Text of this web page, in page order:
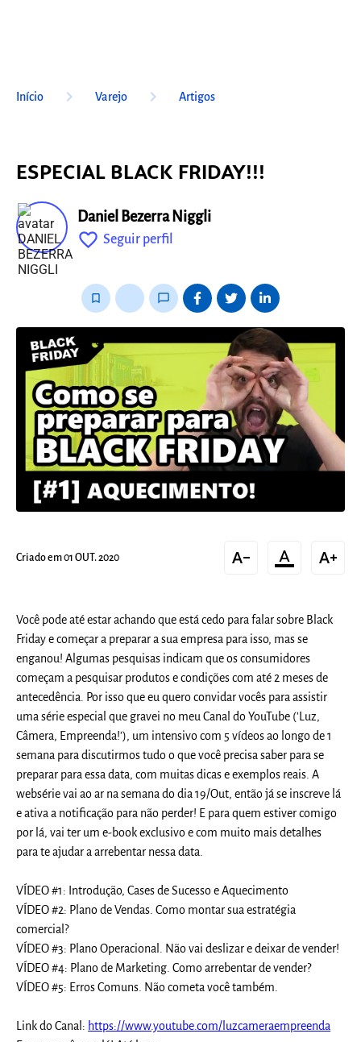
Início keyboard_arrow_right Varejo keyboard_arrow_right Artigos
ESPECIAL BLACK FRIDAY!!!
Daniel Bezerra Niggli
favorite_outline Seguir perfil
fixo
bookmark_border chat_bubble_outline
Criado em 01 OUT. 2020 text_decrease format_color_text text_increase
Você pode até estar achando que está cedo para falar sobre Black
Friday e começar a preparar a sua empresa para isso, mas se
enganou! Algumas pesquisas indicam que os consumidores
começam a pesquisar produtos e condições com até 2 meses de
antecedência. Por isso que eu quero convidar vocês para assistir
uma série especial que gravei no meu Canal do YouTube ('Luz,
Câmera, Empreenda!'), um intensivo com 5 vídeos ao longo de 1
semana para discutirmos tudo o que você precisa saber para se
preparar para essa data, com muitas dicas e exemplos reais. A
websérie vai ao ar na semana do dia 19/Out, então já se inscreve lá
e ativa a notificação para não perder! E para quem estiver comigo
por lá, vai ter um e-book exclusivo e com muito mais detalhes
para te ajudar a arrebentar nessa data.
VÍDEO #1: Introdução, Cases de Sucesso e Aquecimento
VÍDEO #2: Plano de Vendas. Como montar sua estratégia
comercial?
VÍDEO #3: Plano Operacional. Não vai deslizar e deixar de vender!
VÍDEO #4: Plano de Marketing. Como arrebentar de vender?
VÍDEO #5: Erros Comuns. Não cometa você também.
Link do Canal: https://www.youtube.com/luzcameraempreenda